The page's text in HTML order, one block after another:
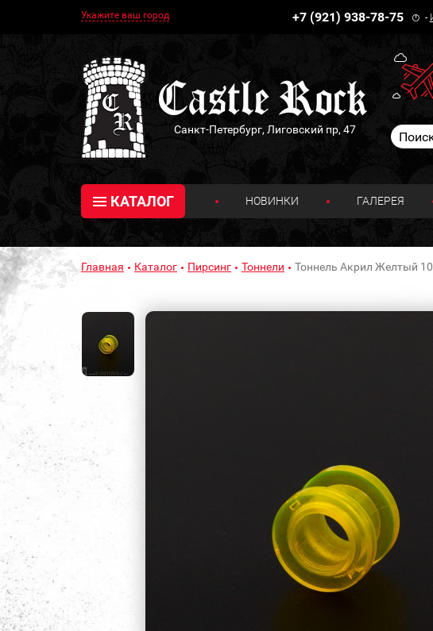
Укажите ваш город +7 (921) 938-78-75 -
Санкт-Петербург, Лиговский пр, 47
КАТАЛОГ НОВИНКИ ГАЛЕРЕЯ
Главная Каталог Пирсинг Тоннели Тоннель Акрил Желтый